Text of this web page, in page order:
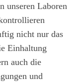
unseren Laboren
nicht nur das
Einhaltung
auch die
und